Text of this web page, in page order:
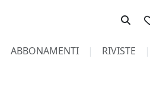
ABBONAMENTI RIVISTE